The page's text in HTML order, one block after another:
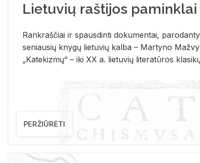
Lietuvių raštijos paminklai
Rank­raš­čiai ir spaus­din­ti do­ku­men­tai,
se­niau­sių kny­gų lie­tu­vių kal­ba – Mar­ty­no
„Ka­te­kiz­mų“ – iki XX a. lie­tu­vių li­te­ra­tū­ros
PERŽIŪRĖTI